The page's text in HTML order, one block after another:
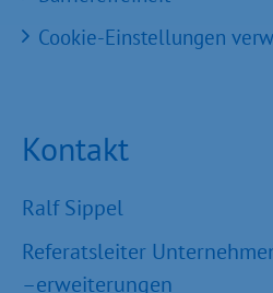
Cookie-Einstellungen
Kontakt
Ralf Sippel
Referatsleiter
–erweiterungen